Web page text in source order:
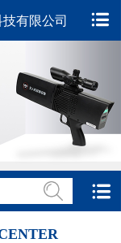
搜索
有限公司